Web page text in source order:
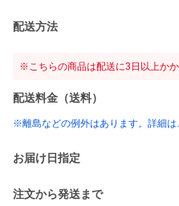
配送方法
※こちらの商品は配送に3日以上か
配送料金（送料）
※離島などの例外はあります。詳細は
お届け日指定
注文から発送まで